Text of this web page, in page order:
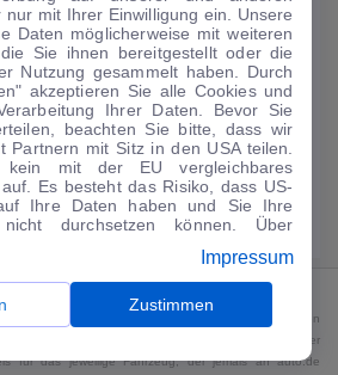
/mtl.
Guter Preis4
·Finanzierungs-Details
Rate anpassen
18 l/100 km · CO₂-Emissionen komb. 0 g/km ·
sich für Neufahrzeuge und junge Gebrauchte um den
Für alle anderen Fahrzeuge entspricht der
für das jeweilige Fahrzeug, der jemals an auto.de
nur mit Ihrer Einwilligung ein. Unsere
Daten möglicherweise mit weiteren
Sie ihnen bereitgestellt oder die
Nutzung gesammelt haben. Durch
akzeptieren Sie alle Cookies und
Ihrer Daten. Bevor Sie
beachten Sie bitte, dass wir
Partnern mit Sitz in den USA teilen.
mit der EU vergleichbares
Es besteht das Risiko, dass US-
Ihre Daten haben und Sie Ihre
nicht durchsetzen können. Über
auch später jederzeit im Bereich
Weitere Informationen finden
.
Impressum
Zustimmen